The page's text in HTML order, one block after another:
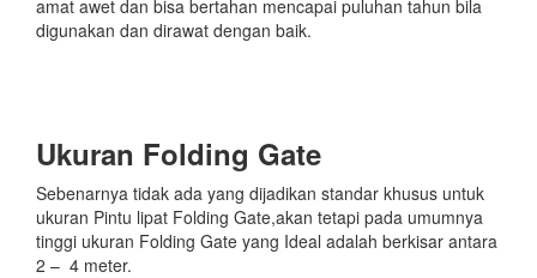
amat awet dan bisa bertahan mencapai puluhan tahun bila
digunakan dan dirawat dengan baik.
Ukuran Folding Gate
Sebenarnya tidak ada yang dijadikan standar khusus untuk
ukuran Pintu lipat Folding Gate,akan tetapi pada umumnya
tinggi ukuran Folding Gate yang Ideal adalah berkisar antara
2 – 4 meter.